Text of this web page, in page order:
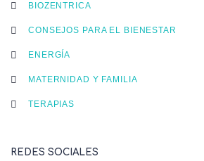
BIOZENTRICA
CONSEJOS PARA EL BIENESTAR
ENERGÍA
MATERNIDAD Y FAMILIA
TERAPIAS
REDES SOCIALES